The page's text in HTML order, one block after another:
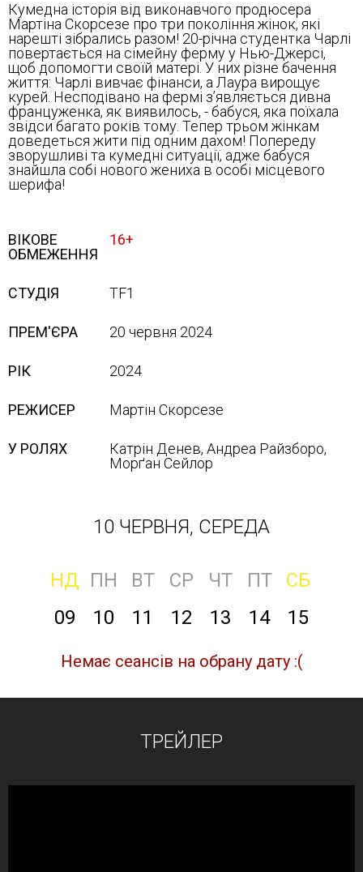
Кумедна історія від виконавчого продюсера
Мартіна Скорсезе про три покоління жінок, які
нарешті зібрались разом! 20-річна студентка Чарлі
повертається на сімейну ферму у Нью-Джерсі,
щоб допомогти своїй матері. У них різне бачення
життя: Чарлі вивчає фінанси, а Лаура вирощує
курей. Несподівано на фермі з’являється дивна
француженка, як виявилось, - бабуся, яка поїхала
звідси багато років тому. Тепер трьом жінкам
доведеться жити під одним дахом! Попереду
зворушливі та кумедні ситуації, адже бабуся
знайшла собі нового жениха в особі місцевого
шерифа!
ВІКОВЕ
ОБМЕЖЕННЯ
16+
СТУДІЯ TF1
ПРЕМ'ЄРА 20 червня 2024
РІК 2024
РЕЖИСЕР Мартін Скорсезе
У РОЛЯХ
Катрін Денев, Андреа Райзборо,
Морґан Сейлор
10 ЧЕРВНЯ, СЕРЕДА
НД ПН ВТ СР ЧТ ПТ
СБ
09
10 11 12 13 14 15
Немає сеансів на обрану дату :(
ТРЕЙЛЕР